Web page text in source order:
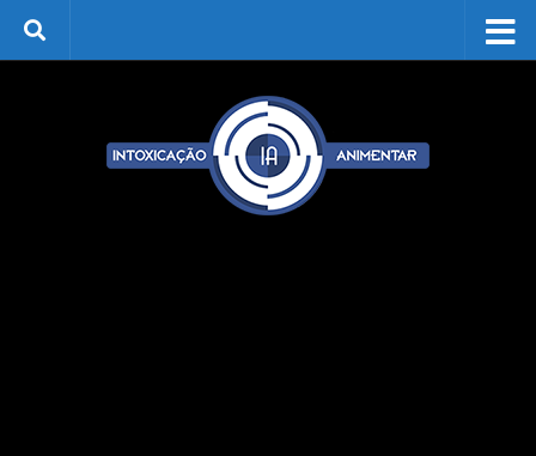
Skip to content